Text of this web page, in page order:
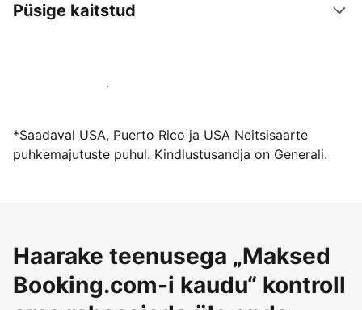
Püsige kaitstud
Võõrusta meiega juba täna
*Saadaval USA, Puerto Rico ja USA Neitsisaarte
puhkemajutuste puhul. Kindlustusandja on Generali.
Haarake teenusega „Maksed
Booking.com-i kaudu“ kontroll